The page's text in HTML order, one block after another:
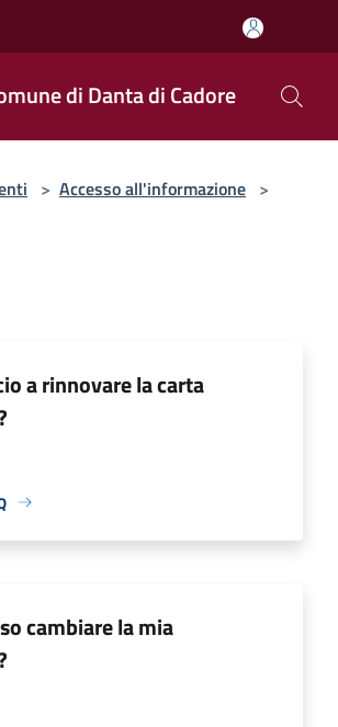
di Danta di Cadore
> Accesso all'informazione >
a rinnovare la carta
cambiare la mia